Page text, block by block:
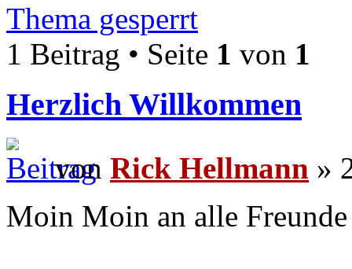
Thema gesperrt
1 Beitrag • Seite 1 von 1
Herzlich Willkommen
von Rick Hellmann »
Moin Moin an alle